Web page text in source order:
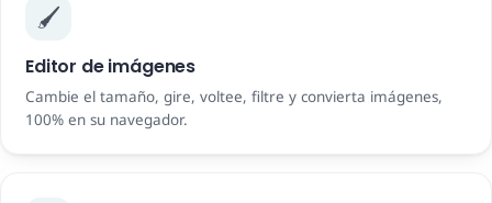
🖌️
Editor de imágenes
Cambie el tamaño, gire, voltee, filtre y convierta imágenes,
100% en su navegador.